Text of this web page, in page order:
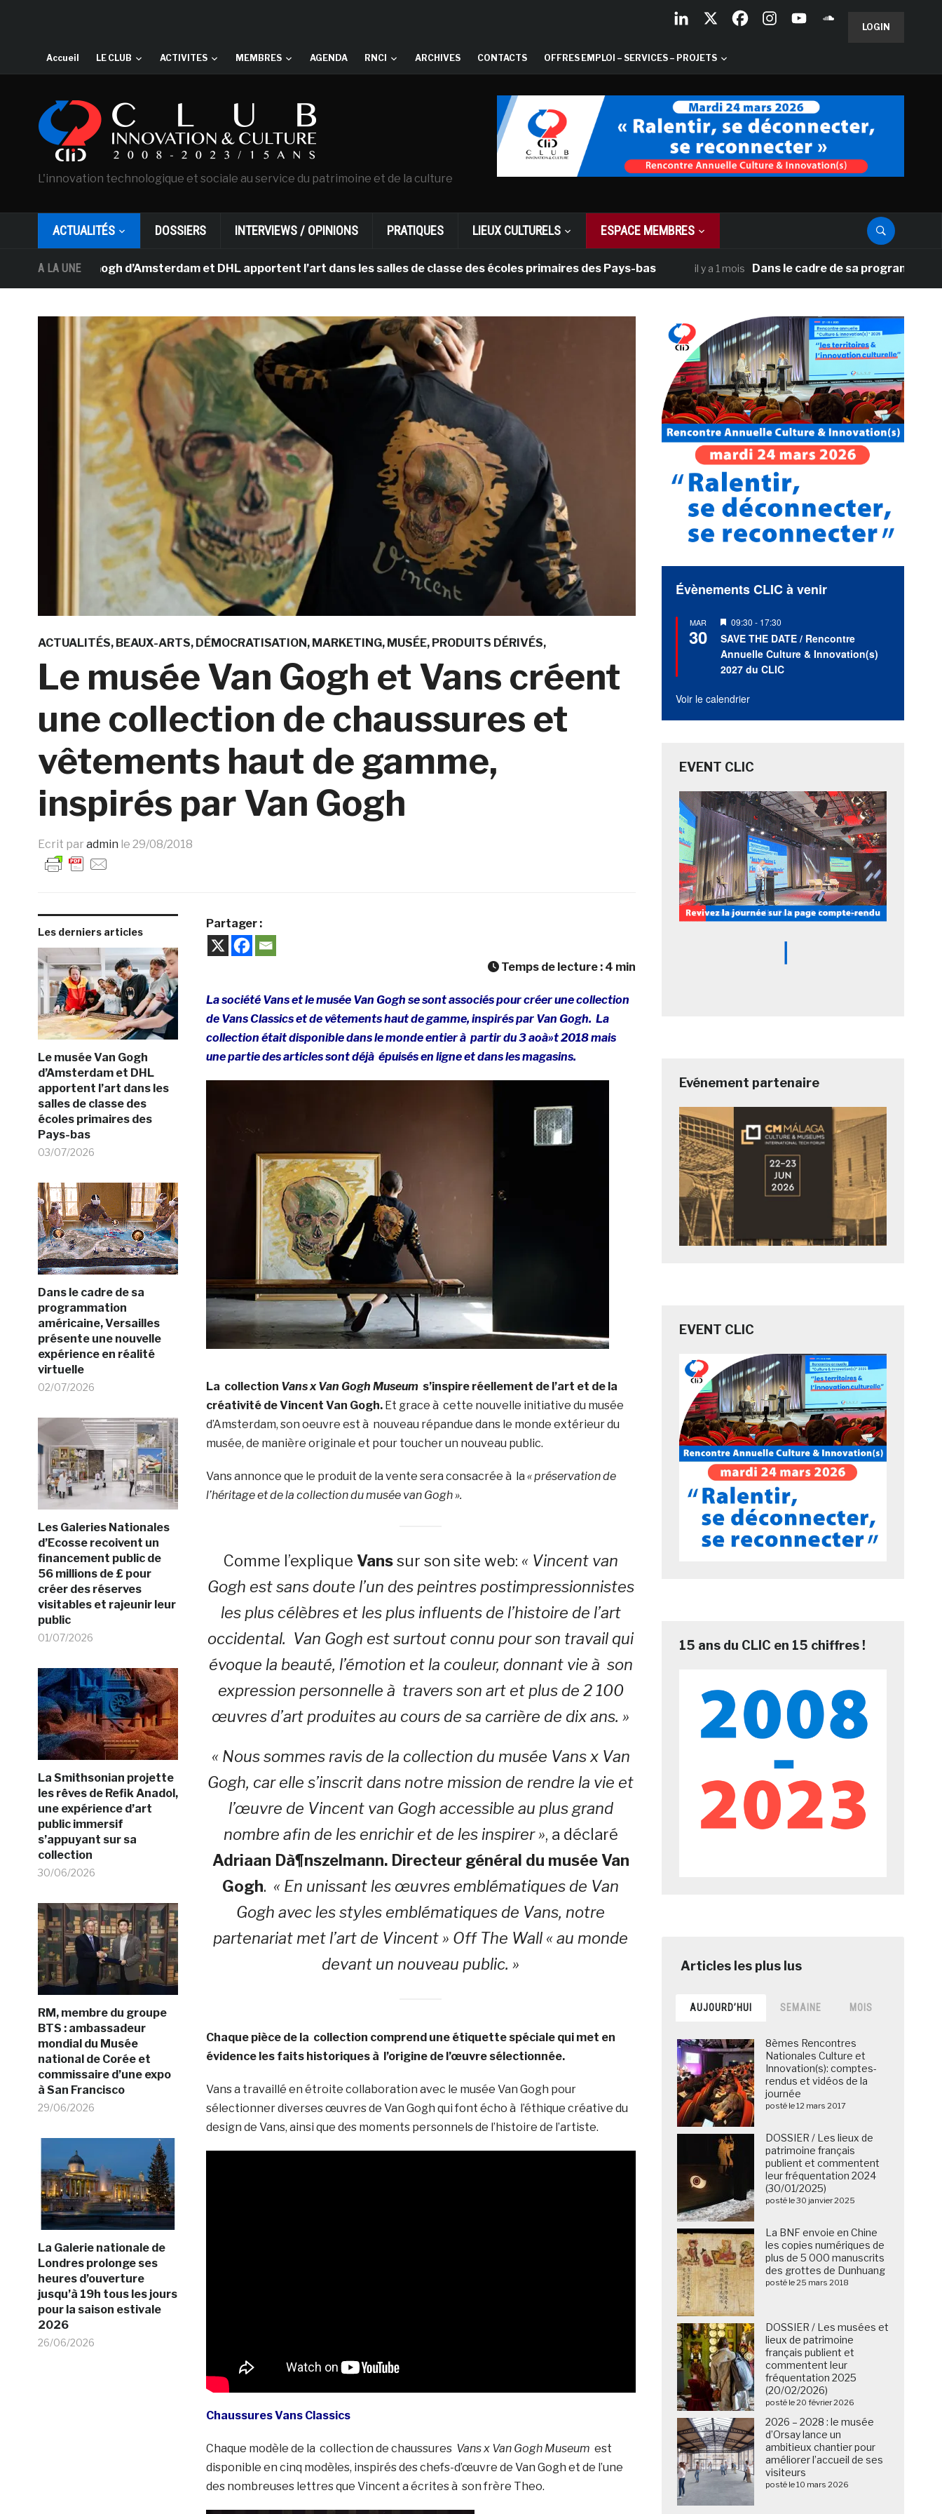
LOGIN
Accueil LE CLUB ACTIVITES MEMBRES AGENDA RNCI ARCHIVES CONTACTS OFFRES EMPLOI – SERVICES – PROJETS
L'innovation technologique et sociale au service du patrimoine et de la culture
ACTUALITÉS DOSSIERS INTERVIEWS / OPINIONS PRATIQUES LIEUX CULTURELS ESPACE MEMBRES
A LA UNE
Van Gogh d’Amsterdam et DHL apportent l’art dans les salles de classe des écoles primaires des Pays-bas il y a 1 mois Dans le cadre de sa programmation
ACTUALITÉS BEAUX-ARTS DÉMOCRATISATION MARKETING MUSÉE PRODUITS DÉRIVÉS
Le musée Van Gogh et Vans créent
une collection de chaussures et
vêtements haut de gamme,
inspirés par Van Gogh
Ecrit par admin le 29/08/2018
Les derniers articles
Le musée Van Gogh
d’Amsterdam et DHL
apportent l’art dans les
salles de classe des
écoles primaires des
Pays-bas
03/07/2026
Dans le cadre de sa
programmation
américaine, Versailles
présente une nouvelle
expérience en réalité
virtuelle
02/07/2026
Les Galeries Nationales
d’Ecosse recoivent un
financement public de
56 millions de £ pour
créer des réserves
visitables et rajeunir leur
public
01/07/2026
La Smithsonian projette
les rêves de Refik Anadol,
une expérience d’art
public immersif
s’appuyant sur sa
collection
30/06/2026
RM, membre du groupe
BTS : ambassadeur
mondial du Musée
national de Corée et
commissaire d’une expo
à San Francisco
29/06/2026
La Galerie nationale de
Londres prolonge ses
heures d’ouverture
jusqu’à 19h tous les jours
pour la saison estivale
2026
26/06/2026
Partager :
Temps de lecture : 4 min
La société Vans et le musée Van Gogh se sont associés pour créer une collection
de Vans Classics et de vêtements haut de gamme, inspirés par Van Gogh. La
collection était disponible dans le monde entier à partir du 3 aoà»t 2018 mais
une partie des articles sont déjà épuisés en ligne et dans les magasins.
La collection Vans x Van Gogh Museums’inspire réellement de l’art et de la
créativité de Vincent Van Gogh.Et grace à cette nouvelle initiative du musée
d’Amsterdam, son oeuvre est à nouveau répandue dans le monde extérieur du
musée, de manière originale et pour toucher un nouveau public.
Vans annonce que le produit de la vente sera consacrée à la « préservation de
l’héritage et de la collection du musée van Gogh ».
Comme l’explique Vanssur son site web: « Vincent van
Gogh est sans doute l’un des peintres postimpressionnistes
les plus célèbres et les plus influents de l’histoire de l’art
occidental. Van Gogh est surtout connu pour son travail qui
évoque la beauté, l’émotion et la couleur, donnant vie à son
expression personnelle à travers son art et plus de 2 100
œuvres d’art produites au cours de sa carrière de dix ans. »
« Nous sommes ravis de la collection du musée Vans x Van
Gogh, car elle s’inscrit dans notre mission de rendre la vie et
l’œuvre de Vincent van Gogh accessible au plus grand
nombre afin de les enrichir et de les inspirer », a déclaré
Adriaan Dà¶nszelmann. Directeur général du musée Van
Gogh. « En unissant les œuvres emblématiques de Van
Gogh avec les styles emblématiques de Vans, notre
partenariat met l’art de Vincent » Off The Wall « au monde
devant un nouveau public. »
Chaque pièce de la collection comprend une étiquette spéciale qui met en
évidence les faits historiques à l’origine de l’œuvre sélectionnée.
Vans a travaillé en étroite collaboration avec le musée Van Gogh pour
sélectionner diverses œuvres de Van Gogh qui font écho à l’éthique créative du
design de Vans, ainsi que des moments personnels de l’histoire de l’artiste.
Chaussures Vans Classics
Chaque modèle de la collection de chaussures Vans x Van Gogh Museum est
disponible en cinq modèles, inspirés des chefs-d’œuvre de Van Gogh et de l’une
des nombreuses lettres que Vincent a écrites à son frère Theo.
Évènements CLIC à venir
MAR
30
Mis
en
avant
09:30 - 17:30
SAVE THE DATE / Rencontre
Annuelle Culture & Innovation(s)
2027 du CLIC
Voir le calendrier
EVENT CLIC
Evénement partenaire
EVENT CLIC
15 ans du CLIC en 15 chiffres !
AUJOURD’HUI SEMAINE MOIS
8èmes Rencontres
Nationales Culture et
Innovation(s): comptes-
rendus et vidéos de la
journée
posté le 12 mars 2017
DOSSIER / Les lieux de
patrimoine français
publient et commentent
leur fréquentation 2024
(30/01/2025)
posté le 30 janvier 2025
La BNF envoie en Chine
les copies numériques de
plus de 5 000 manuscrits
des grottes de Dunhuang
posté le 25 mars 2018
DOSSIER / Les musées et
lieux de patrimoine
français publient et
commentent leur
fréquentation 2025
(20/02/2026)
posté le 20 février 2026
2026 – 2028 : le musée
d’Orsay lance un
ambitieux chantier pour
améliorer l’accueil de ses
visiteurs
posté le 10 mars 2026